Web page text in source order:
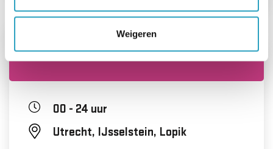
Weigeren
Bijbaan helpende plus
00 - 24 uur
Utrecht, IJsselstein, Lopik